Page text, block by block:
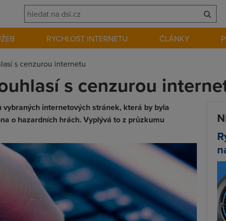
RYCHLOST INTERNETU ČLÁNKY
s cenzurou internetu
s cenzurou
internetových stránek, která by byla
o hazardních hrách. Vyplývá to z průzkumu